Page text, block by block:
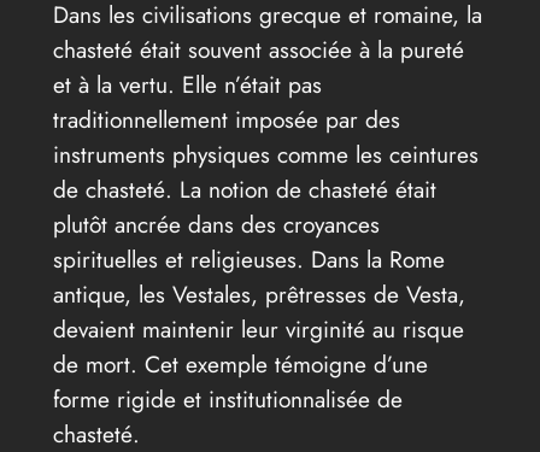
Dans les civilisations grecque et romaine, la
chasteté était souvent associée à la pureté
et à la vertu. Elle n’était pas
traditionnellement imposée par des
instruments physiques comme les ceintures
de chasteté. La notion de chasteté était
plutôt ancrée dans des croyances
spirituelles et religieuses. Dans la Rome
antique, les Vestales, prêtresses de Vesta,
devaient maintenir leur virginité au risque
de mort. Cet exemple témoigne d’une
forme rigide et institutionnalisée de
chasteté.